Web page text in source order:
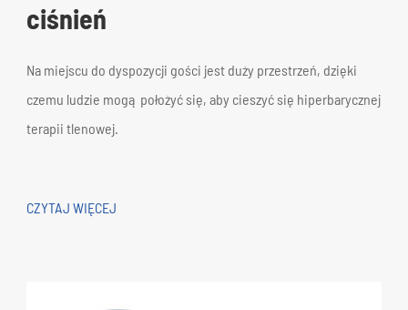
ciśnień
Na miejscu do dyspozycji gości jest duży przestrzeń, dzięki
czemu ludzie mogą położyć się, aby cieszyć się hiperbarycznej
terapii tlenowej.
CZYTAJ WIĘCEJ